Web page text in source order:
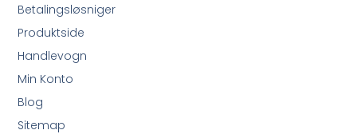
Betalingsløsniger
Produktside
Handlevogn
Min Konto
Blog
Sitemap